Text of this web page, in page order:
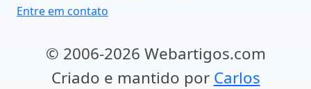
Entre em contato
© 2006-2026 Webartigos.com
Criado e mantido por Carlos